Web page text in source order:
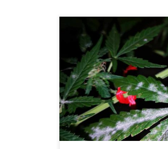
Mączniak to jedna z najbardziej
grzybiczych, która nierzadko
wpływając negatywnie na ich